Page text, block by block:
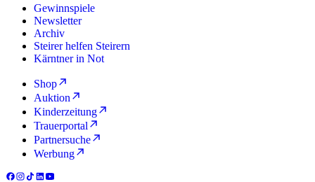
Gewinnspiele
Newsletter
Archiv
Steirer helfen Steirern
Kärntner in Not
Shop
Auktion
Kinderzeitung
Trauerportal
Partnersuche
Werbung